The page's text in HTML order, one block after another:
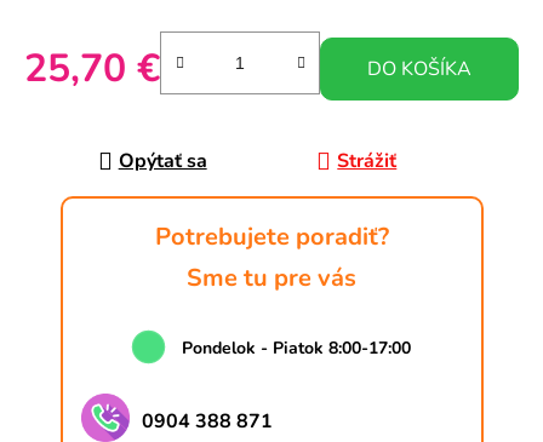
25,70 € DO KOŠÍKA
Opýtať sa Strážiť
Potrebujete poradiť?
Sme tu pre vás
Pondelok - Piatok 8:00-17:00
0904 388 871